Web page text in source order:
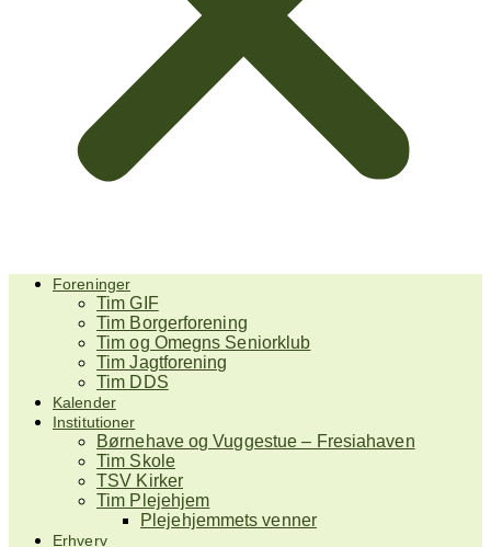
Foreninger
Tim GIF
Tim Borgerforening
Tim og Omegns Seniorklub
Tim Jagtforening
Tim DDS
Kalender
Institutioner
Børnehave og Vuggestue – Fresiahaven
Tim Skole
TSV Kirker
Tim Plejehjem
Plejehjemmets venner
Erhverv